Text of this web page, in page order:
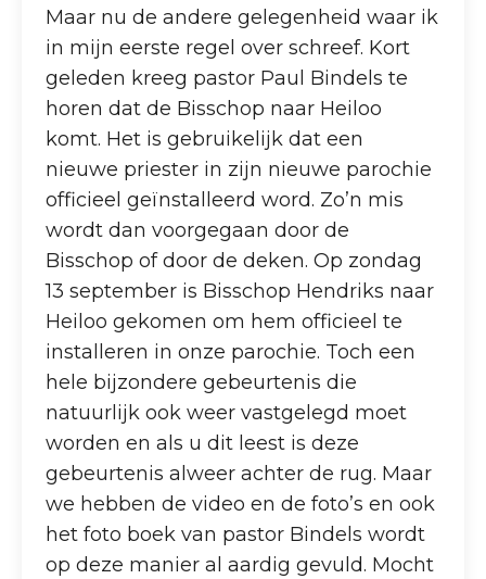
Maar nu de andere gelegenheid waar ik
in mijn eerste regel over schreef. Kort
geleden kreeg pastor Paul Bindels te
horen dat de Bisschop naar Heiloo
komt. Het is gebruikelijk dat een
nieuwe priester in zijn nieuwe parochie
officieel geïnstalleerd word. Zo’n mis
wordt dan voorgegaan door de
Bisschop of door de deken. Op zondag
13 september is Bisschop Hendriks naar
Heiloo gekomen om hem officieel te
installeren in onze parochie. Toch een
hele bijzondere gebeurtenis die
natuurlijk ook weer vastgelegd moet
worden en als u dit leest is deze
gebeurtenis alweer achter de rug. Maar
we hebben de video en de foto’s en ook
het foto boek van pastor Bindels wordt
op deze manier al aardig gevuld. Mocht